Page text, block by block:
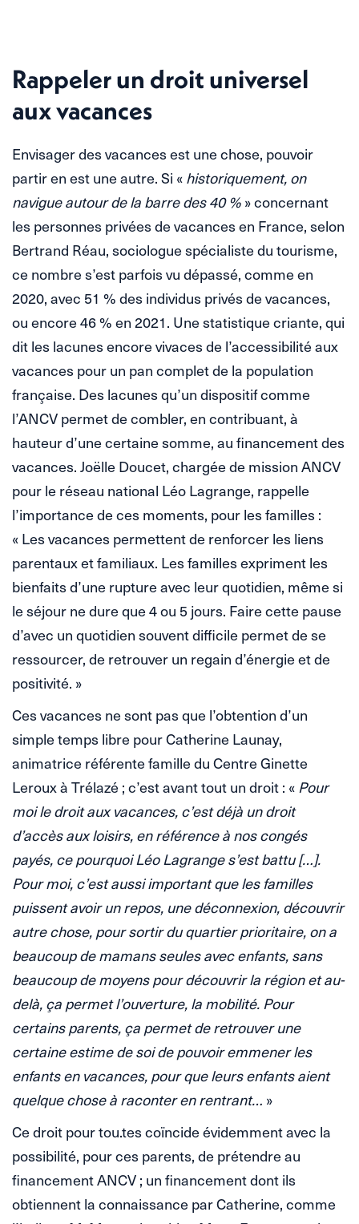
Rappeler un droit universel
aux vacances
Envisager des vacances est une chose, pouvoir
partir en est une autre. Si «historiquement, on
navigue autour de la barre des 40 %» concernant
les personnes privées de vacances en France, selon
Bertrand Réau, sociologue spécialiste du tourisme,
ce nombre s’est parfois vu dépassé, comme en
2020, avec 51 % des individus privés de vacances,
ou encore 46 % en 2021. Une statistique criante, qui
dit les lacunes encore vivaces de l’accessibilité aux
vacances pour un pan complet de la population
française. Des lacunes qu’un dispositif comme
l’ANCV permet de combler, en contribuant, à
hauteur d’une certaine somme, au financement des
vacances. Joëlle Doucet, chargée de mission ANCV
pour le réseau national Léo Lagrange, rappelle
l’importance de ces moments, pour les familles :
« Les vacances permettent de renforcer les liens
parentaux et familiaux. Les familles expriment les
bienfaits d’une rupture avec leur quotidien, même si
le séjour ne dure que 4 ou 5 jours. Faire cette pause
d’avec un quotidien souvent difficile permet de se
ressourcer, de retrouver un regain d’énergie et de
positivité. »
Ces vacances ne sont pas que l’obtention d’un
simple temps libre pour Catherine Launay,
animatrice référente famille du Centre Ginette
Leroux à Trélazé ; c’est avant tout un droit : «Pour
moi le droit aux vacances, c’est déjà un droit
d’accès aux loisirs, en référence à nos congés
payés, ce pourquoi Léo Lagrange s’est battu […].
Pour moi, c’est aussi important que les familles
puissent avoir un repos, une déconnexion, découvrir
autre chose, pour sortir du quartier prioritaire, on a
beaucoup de mamans seules avec enfants, sans
beaucoup de moyens pour découvrir la région et au-
delà, ça permet l’ouverture, la mobilité. Pour
certains parents, ça permet de retrouver une
certaine estime de soi de pouvoir emmener les
enfants en vacances, pour que leurs enfants aient
quelque chose à raconter en rentrant… »
Ce droit pour tou.tes coïncide évidemment avec la
possibilité, pour ces parents, de prétendre au
financement ANCV ; un financement dont ils
obtiennent la connaissance par Catherine, comme